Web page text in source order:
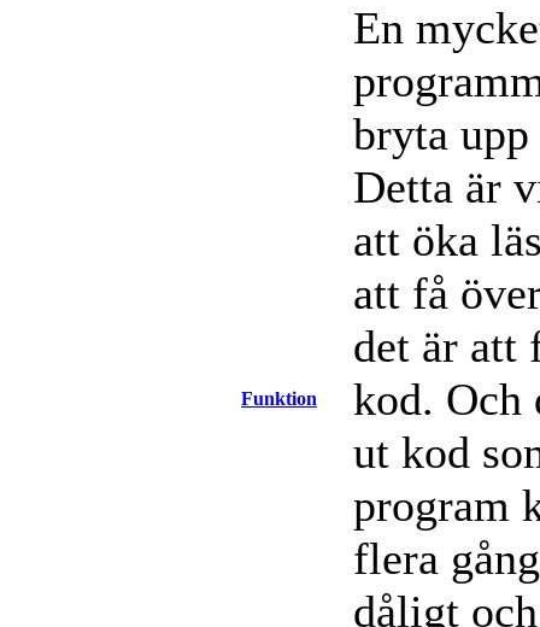
Funktion
En
bryta
Detta är
att öka
att få
det är att
kod. Och
ut kod
program
flera
dåligt